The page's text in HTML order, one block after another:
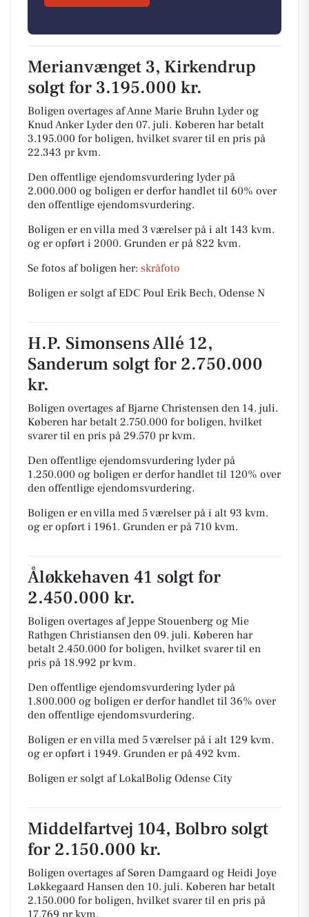
Merianvænget 3, Kirkendrup
solgt for 3.195.000 kr.
Boligen overtages af Anne Marie Bruhn Lyder og
Knud Anker Lyder den 07. juli. Køberen har betalt
3.195.000 for boligen, hvilket svarer til en pris på
22.343 pr kvm.
Den offentlige ejendomsvurdering lyder på
2.000.000 og boligen er derfor handlet til 60% over
den offentlige ejendomsvurdering.
Boligen er en villa med 3 værelser på i alt 143 kvm.
og er opført i 2000. Grunden er på 822 kvm.
Se fotos af boligen her: skråfoto
Boligen er solgt af EDC Poul Erik Bech, Odense N
H.P. Simonsens Allé 12,
Sanderum solgt for 2.750.000
kr.
Boligen overtages af Bjarne Christensen den 14. juli.
Køberen har betalt 2.750.000 for boligen, hvilket
svarer til en pris på 29.570 pr kvm.
Den offentlige ejendomsvurdering lyder på
1.250.000 og boligen er derfor handlet til 120% over
den offentlige ejendomsvurdering.
Boligen er en villa med 5 værelser på i alt 93 kvm.
og er opført i 1961. Grunden er på 710 kvm.
Åløkkehaven 41 solgt for
2.450.000 kr.
Boligen overtages af Jeppe Stouenberg og Mie
Rathgen Christiansen den 09. juli. Køberen har
betalt 2.450.000 for boligen, hvilket svarer til en
pris på 18.992 pr kvm.
Den offentlige ejendomsvurdering lyder på
1.800.000 og boligen er derfor handlet til 36% over
den offentlige ejendomsvurdering.
Boligen er en villa med 5 værelser på i alt 129 kvm.
og er opført i 1949. Grunden er på 492 kvm.
Boligen er solgt af LokalBolig Odense City
Middelfartvej 104, Bolbro solgt
for 2.150.000 kr.
Boligen overtages af Søren Damgaard og Heidi Joye
Løkkegaard Hansen den 10. juli. Køberen har betalt
2.150.000 for boligen, hvilket svarer til en pris på
17.769 pr kvm.